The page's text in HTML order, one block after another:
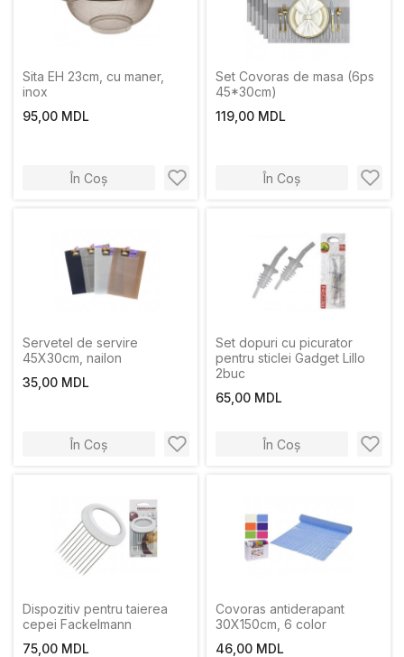
Sita EH 23сm, cu maner,
inox
95,00 MDL
În Coș
Set Covoras de masa (6ps
45*30cm)
119,00 MDL
În Coș
Servetel de servire
45X30сm, nailon
35,00 MDL
În Coș
Set dopuri cu picurator
pentru sticlei Gadget Lillo
2buc
65,00 MDL
În Coș
Dispozitiv pentru taierea
cepei Fackelmann
75,00 MDL
Covoras antiderapant
30X150cm, 6 color
46,00 MDL